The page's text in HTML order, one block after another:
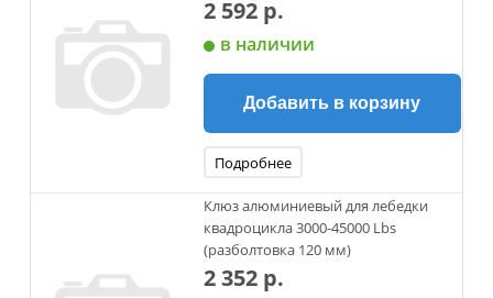
2 592 р.
в наличии
Добавить в корзину
Подробнее
Клюз алюминиевый для лебедки
квадроцикла 3000-45000 Lbs
(разболтовка 120 мм)
2 352 р.